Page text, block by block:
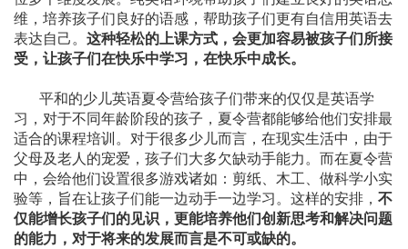
维，培养孩子们良好的语感，帮助孩子们更有自信用英语去
表达自己。 这种轻松的上课方式，会更加容易被孩子们所接
受，让孩子们在快乐中学习，在快乐中成长。
平和的少儿英语夏令营给孩子们带来的仅仅是英语学
习，对于不同年龄阶段的孩子，夏令营都能够给他们安排最
适合的课程培训。对于很多少儿而言，在现实生活中，由于
父母及老人的宠爱，孩子们大多欠缺动手能力。而在夏令营
中，会给他们设置很多游戏诸如：剪纸、木工、做科学小实
验等，旨在让孩子们能一边动手一边学习。这样的安排， 不
仅能增长孩子们的见识，更能培养他们创新思考和解决问题
的能力，对于将来的发展而言是不可或缺的。